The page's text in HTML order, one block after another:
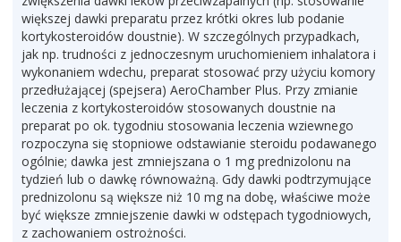
większej dawki preparatu przez krótki okres lub podanie
kortykosteroidów doustnie). W szczególnych przypadkach,
jak np. trudności z jednoczesnym uruchomieniem inhalatora i
wykonaniem wdechu, preparat stosować przy użyciu komory
przedłużającej (spejsera) AeroChamber Plus. Przy zmianie
leczenia z kortykosteroidów stosowanych doustnie na
preparat po ok. tygodniu stosowania leczenia wziewnego
rozpoczyna się stopniowe odstawianie steroidu podawanego
ogólnie; dawka jest zmniejszana o 1 mg prednizolonu na
tydzień lub o dawkę równoważną. Gdy dawki podtrzymujące
prednizolonu są większe niż 10 mg na dobę, właściwe może
być większe zmniejszenie dawki w odstępach tygodniowych,
z zachowaniem ostrożności.